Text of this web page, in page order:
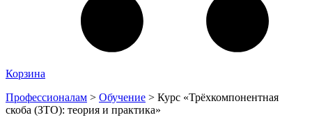
Корзина
Профессионалам > Обучение > Курс «Трёхкомпонентная
скоба (ЗТО): теория и практика»